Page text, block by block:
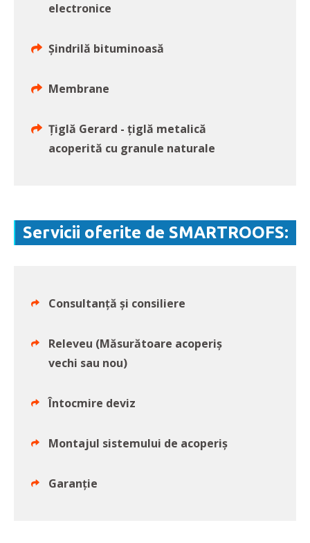
electronice
Șindrilă bituminoasă
Membrane
Țiglă Gerard - țiglă metalică
acoperită cu granule naturale
Servicii oferite de SMARTROOFS:
Consultanță și consiliere
Releveu (Măsurătoare acoperiș
vechi sau nou)
Întocmire deviz
Montajul sistemului de acoperiș
Garanție